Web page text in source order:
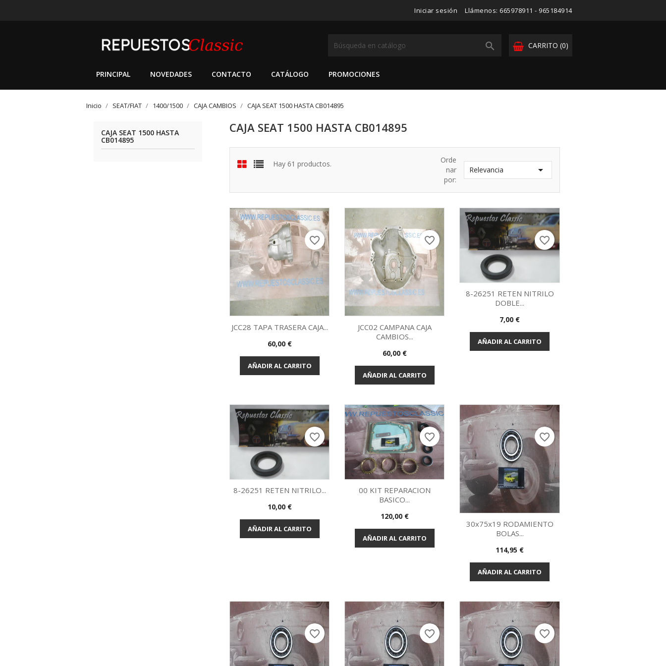
Iniciar sesión Llámenos: 665978911 - 965184914
CARRITO (0)

PRINCIPAL NOVEDADES CONTACTO CATÁLOGO PROMOCIONES
Inicio SEAT/FIAT 1400/1500 CAJA CAMBIOS CAJA SEAT 1500 HASTA CB014895
CAJA SEAT 1500 HASTA
CB014895
CAJA SEAT 1500 HASTA CB014895
Hay 61 productos.
Orde
nar
por:
Relevancia 
Vista rápida
JCC28 TAPA TRASERA CAJA...
Precio
60,00 €
AÑADIR AL CARRITO
favorite_border
Vista rápida
JCC02 CAMPANA CAJA
CAMBIOS...
Precio
60,00 €
AÑADIR AL CARRITO
favorite_border
Vista rápida
8-26251 RETEN NITRILO
DOBLE...
Precio
7,00 €
AÑADIR AL CARRITO
favorite_border
Vista rápida
8-26251 RETEN NITRILO...
Precio
10,00 €
AÑADIR AL CARRITO
favorite_border
Vista rápida
00 KIT REPARACION
BASICO...
Precio
120,00 €
AÑADIR AL CARRITO
favorite_border
Vista rápida
30x75x19 RODAMIENTO
BOLAS...
Precio
114,95 €
AÑADIR AL CARRITO
favorite_border
favorite_border favorite_border favorite_border